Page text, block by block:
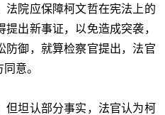
法院应保障柯文哲在宪法上的
出新事证，以免造成突袭，
防御，就算检察官提出，法官
意。
但坦认部分事实，法官认为柯